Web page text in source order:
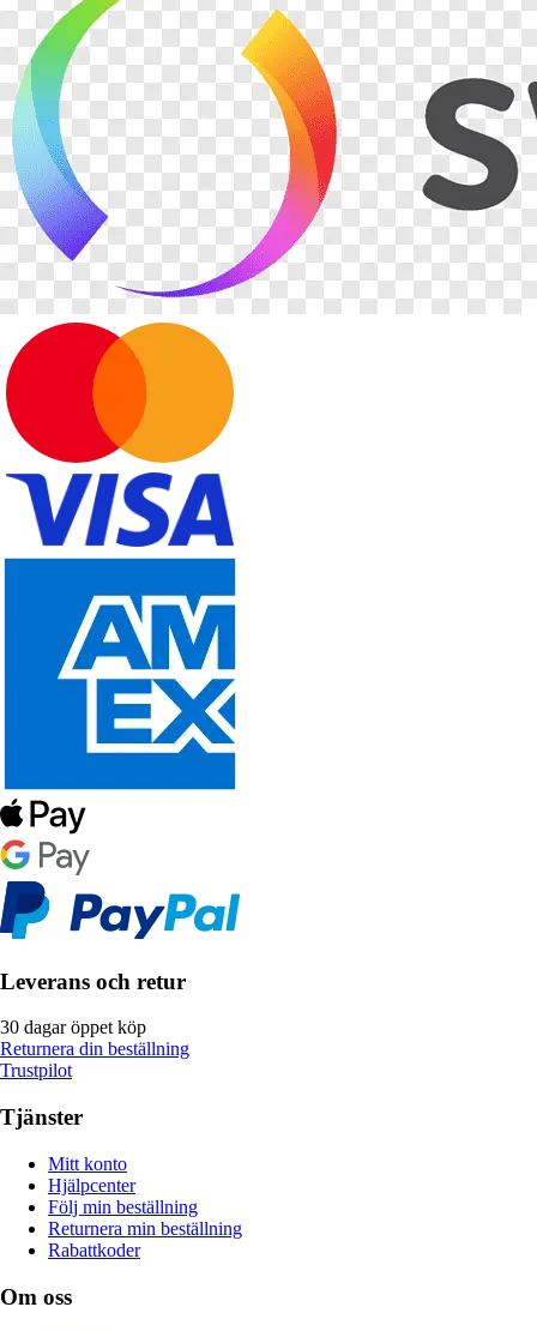
Leverans och retur
30 dagar öppet köp
Returnera din beställning
Trustpilot
Tjänster
Mitt konto
Hjälpcenter
Följ min beställning
Returnera min beställning
Rabattkoder
Om oss